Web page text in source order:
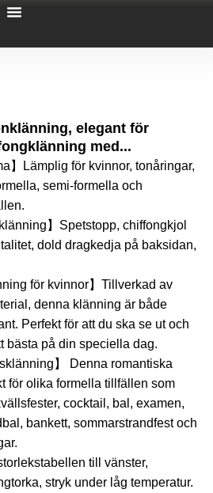
elegant för
med...
】Lämplig för kvinnor, tonåringar,
semi-formella och
】Spetstopp, chiffongkjol
dold dragkedja på baksidan,
för kvinnor】Tillverkad av
denna klänning är både
Perfekt för att du ska se ut och
bästa på din speciella dag.
】 Denna romantiska
för olika formella tillfällen som
cocktail, bal, examen,
bankett, sommarstrandfest och
till vänster,
stryk under låg temperatur.